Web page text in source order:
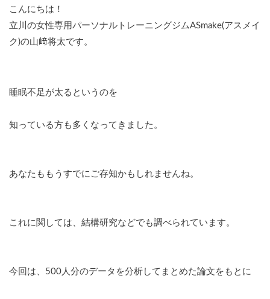
こんにちは！
立川の女性専用パーソナルトレーニングジムASmake(アスメイ
ク)の山﨑将太です。
睡眠不足が太るというのを
知っている方も多くなってきました。
あなたももうすでにご存知かもしれませんね。
これに関しては、結構研究などでも調べられています。
今回は、500人分のデータを分析してまとめた論文をもとに